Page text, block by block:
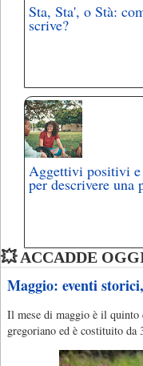
Sta, Sta', o Stà:
scrive?
Aggettivi positivi
per descrivere una
💥 ACCADDE
Maggio: eventi
Il mese di maggio è il quinto
gregoriano ed è costituito